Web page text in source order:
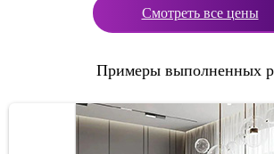
Смотреть все цены
Примеры выполненных